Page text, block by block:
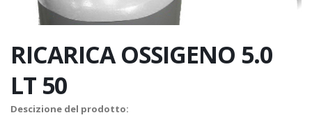
RICARICA OSSIGENO 5.0
LT 50
Descizione del prodotto: